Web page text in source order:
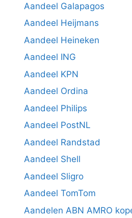
Aandeel Galapagos
Aandeel Heijmans
Aandeel Heineken
Aandeel ING
Aandeel KPN
Aandeel Ordina
Aandeel Philips
Aandeel PostNL
Aandeel Randstad
Aandeel Shell
Aandeel Sligro
Aandeel TomTom
Aandelen ABN AMRO